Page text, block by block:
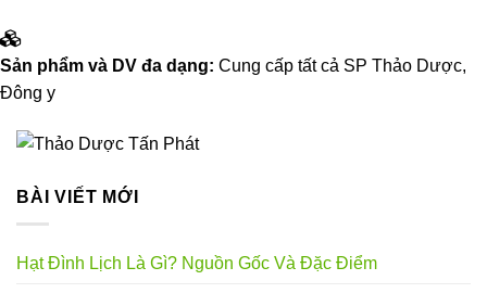
Sản phẩm và DV đa dạng: Cung cấp tất cả SP Thảo Dược,
Đông y
BÀI VIẾT MỚI
Hạt Đình Lịch Là Gì? Nguồn Gốc Và Đặc Điểm